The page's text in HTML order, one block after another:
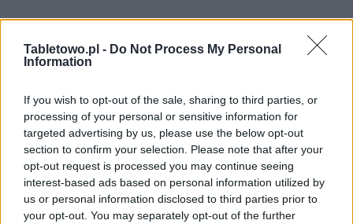
Tabletowo.pl - Do Not Process My Personal
Information
If you wish to opt-out of the sale, sharing to third parties, or
processing of your personal or sensitive information for
targeted advertising by us, please use the below opt-out
section to confirm your selection. Please note that after your
opt-out request is processed you may continue seeing
interest-based ads based on personal information utilized by
us or personal information disclosed to third parties prior to
your opt-out. You may separately opt-out of the further